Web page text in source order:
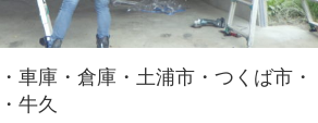
車庫・倉庫・土浦市・つくば市・
牛久